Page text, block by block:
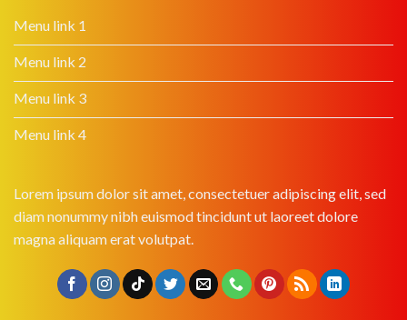
Menu link 1
Menu link 2
Menu link 3
Menu link 4
Lorem ipsum dolor sit amet, consectetuer adipiscing elit, sed
diam nonummy nibh euismod tincidunt ut laoreet dolore
magna aliquam erat volutpat.